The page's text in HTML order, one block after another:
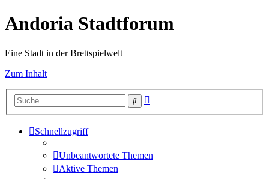
Andoria Stadtforum
Eine Stadt in der Brettspielwelt
Zum Inhalt
Suche
Schnellzugriff
Unbeantwortete Themen
Aktive Themen